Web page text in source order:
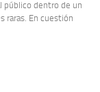
público dentro de un
raras. En cuestión